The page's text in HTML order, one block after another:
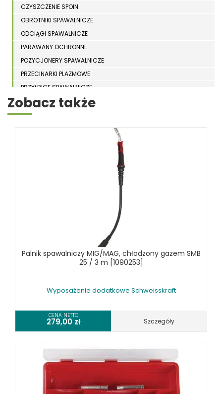
CZYSZCZENIE SPOIN
OBROTNIKI SPAWALNICZE
ODCIĄGI SPAWALNICZE
PARAWANY OCHRONNE
POZYCJONERY SPAWALNICZE
PRZECINARKI PLAZMOWE
PRZYŁBICE SPAWALNICZE
SPAWARKI
STOŁY SPAWALNICZE
WYPOSAŻENIE DODATKOWE SCHWEISSKRAFT
Zobacz także
Palnik spawalniczy MIG/MAG, chłodzony gazem SMB
25 / 3 m [1090253]
Wyposażenie dodatkowe Schweisskraft
CENA NETTO
279,00 zł Szczegóły